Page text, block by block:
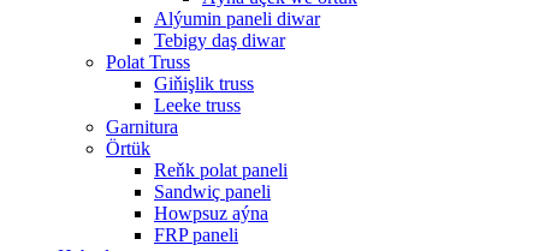
Alýumin paneli diwar
Tebigy daş diwar
Polat Truss
Giňişlik truss
Leeke truss
Garnitura
Örtük
Reňk polat paneli
Sandwiç paneli
Howpsuz aýna
FRP paneli